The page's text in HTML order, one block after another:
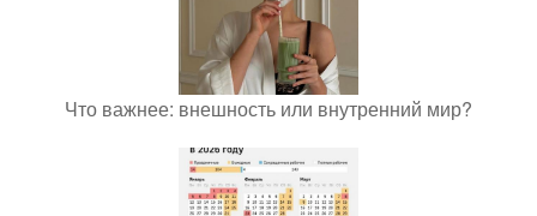
Что важнее: внешность или внутренний мир?